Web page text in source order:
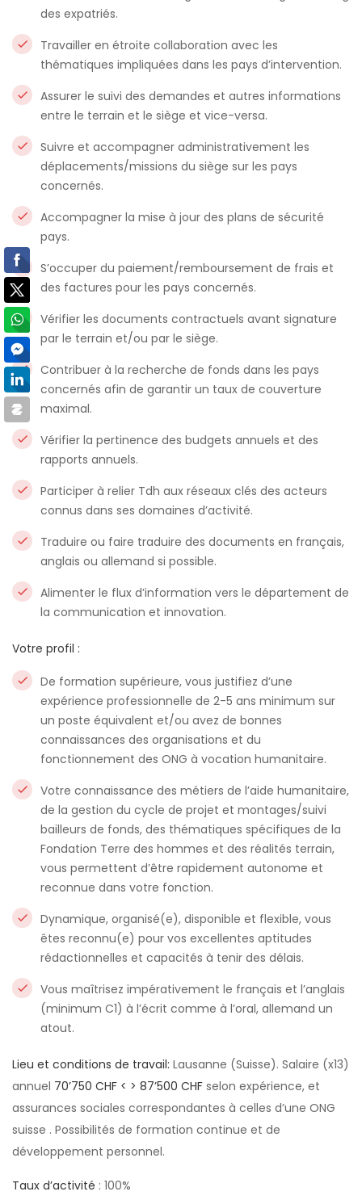
des expatriés.
Travailler en étroite collaboration avec les
thématiques impliquées dans les pays d’intervention.
Assurer le suivi des demandes et autres informations
entre le terrain et le siège et vice-versa.
Suivre et accompagner administrativement les
déplacements/missions du siège sur les pays
concernés.
Accompagner la mise à jour des plans de sécurité
pays.
S’occuper du paiement/remboursement de frais et
des factures pour les pays concernés.
Vérifier les documents contractuels avant signature
par le terrain et/ou par le siège.
Contribuer à la recherche de fonds dans les pays
concernés afin de garantir un taux de couverture
maximal.
Vérifier la pertinence des budgets annuels et des
rapports annuels.
Participer à relier Tdh aux réseaux clés des acteurs
connus dans ses domaines d’activité.
Traduire ou faire traduire des documents en français,
anglais ou allemand si possible.
Alimenter le flux d’information vers le département de
la communication et innovation.
Votre profil :
De formation supérieure, vous justifiez d’une
expérience professionnelle de 2-5 ans minimum sur
un poste équivalent et/ou avez de bonnes
connaissances des organisations et du
fonctionnement des ONG à vocation humanitaire.
Votre connaissance des métiers de l’aide humanitaire,
de la gestion du cycle de projet et montages/suivi
bailleurs de fonds, des thématiques spécifiques de la
Fondation Terre des hommes et des réalités terrain,
vous permettent d’être rapidement autonome et
reconnue dans votre fonction.
Dynamique, organisé(e), disponible et flexible, vous
êtes reconnu(e) pour vos excellentes aptitudes
rédactionnelles et capacités à tenir des délais.
Vous maîtrisez impérativement le français et l’anglais
(minimum C1) à l’écrit comme à l’oral, allemand un
atout.
Lieu et conditions de travail: Lausanne (Suisse). Salaire (x13)
annuel 70’750 CHF < > 87’500 CHF selon expérience, et
assurances sociales correspondantes à celles d’une ONG
suisse . Possibilités de formation continue et de
développement personnel.
Taux d’activité : 100%